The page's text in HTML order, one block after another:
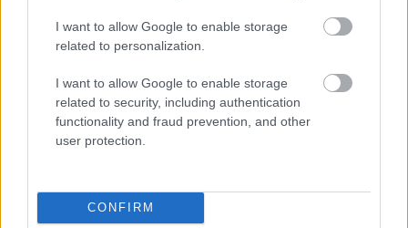
I want to allow Google to enable storage
related to personalization.
I want to allow Google to enable storage
related to security, including authentication
functionality and fraud prevention, and other
user protection.
CONFIRM
Žije pri lese, chová sliepky a uspáva ju
rieka. Miestni remeselníci vytvorili bývanie,